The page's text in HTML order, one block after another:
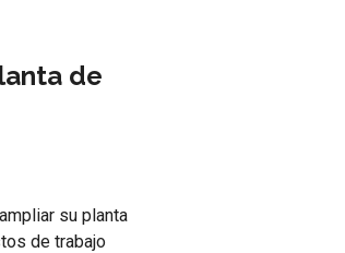
de
su planta
de trabajo